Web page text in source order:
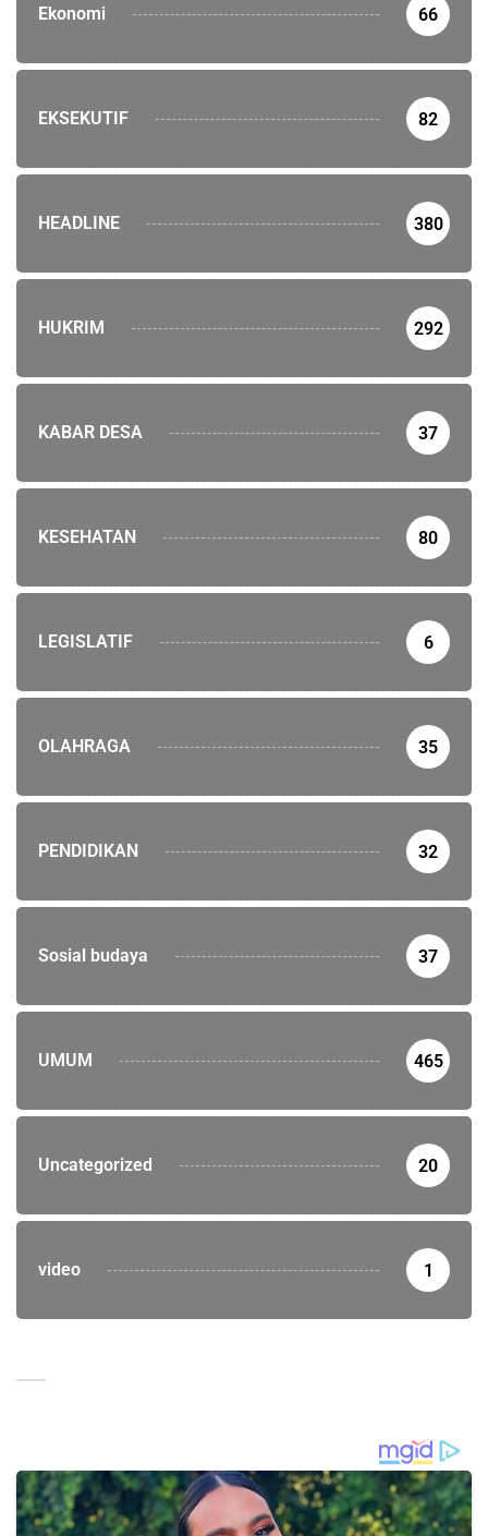
Ekonomi 66
EKSEKUTIF 82
HEADLINE 380
HUKRIM 292
KABAR DESA 37
KESEHATAN 80
LEGISLATIF 6
OLAHRAGA 35
PENDIDIKAN 32
Sosial budaya 37
UMUM 465
Uncategorized 20
video 1